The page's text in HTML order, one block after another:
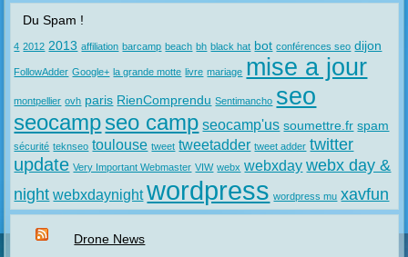
Du Spam !
4 2012 2013 affiliation barcamp beach bh black hat bot conférences seo dijon
FollowAdder Google+ la grande motte livre mariage mise a jour
montpellier ovh paris RienComprendu Sentimancho seo
seocampseo camp seocamp'us soumettre.fr spam
sécurité teknseo toulouse tweet tweetadder tweet adder twitter
update Very Important Webmaster VIW webx webxday webx day &
night webxdaynight wordpress wordpress mu xavfun
Drone News